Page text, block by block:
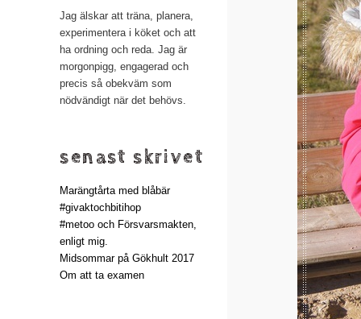
Jag älskar att träna, planera,
experimentera i köket och att
ha ordning och reda. Jag är
morgonpigg, engagerad och
precis så obekväm som
nödvändigt när det behövs.
senast skrivet
Marängtårta med blåbär
#givaktochbitihop
#metoo och Försvarsmakten,
enligt mig.
Midsommar på Gökhult 2017
Om att ta examen